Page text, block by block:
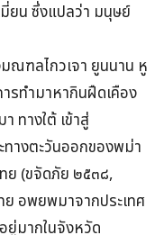
มี่ยน ซึ่งแปลว่า มนุษย์
ณฑลไกวเจา ยูนนาน หู
รทำมาหากินฝืดเคือง
ทางใต้ เข้าสู่
ทางตะวันออกของพม่า
ย (ขจัดภัย ๒๕๓๘,
ย อพยพมาจากประเทศ
ยู่มากในจังหวัด